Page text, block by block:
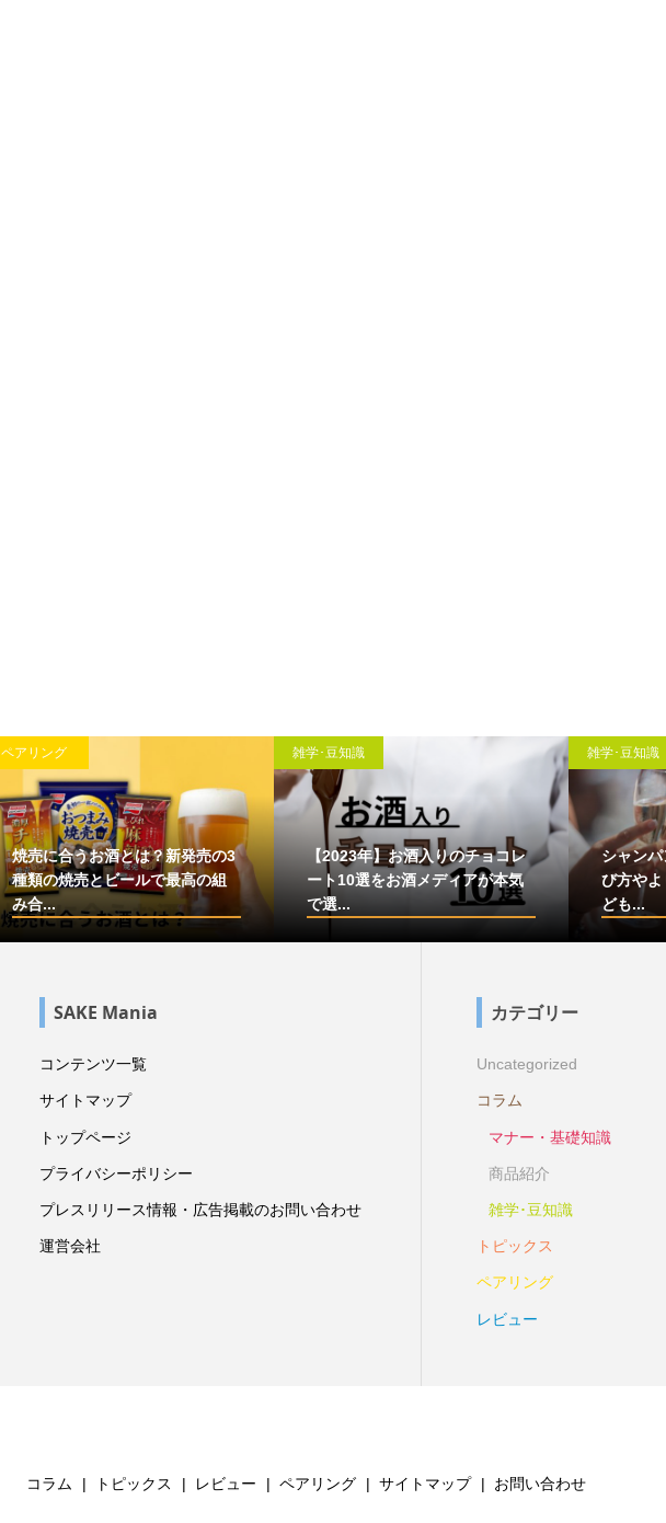
ペアリング
焼売に合うお酒とは？新発売の3
種類の焼売とビールで最高の組
み合...
雑学･豆知識
【2023年】お酒入りのチョコレ
ート10選をお酒メディアが本気
で選...
雑学･豆知識
シャン
び方や
ども...
SAKE Mania
コンテンツ一覧
サイトマップ
トップページ
プライバシーポリシー
プレスリリース情報・広告掲載のお問い合わせ
運営会社
カテゴリー
Uncategorized
コラム
マナー・基礎知識
商品紹介
雑学･豆知識
トピックス
ペアリング
レビュー
コラム トピックス レビュー ペアリング サイトマップ お問い合わせ